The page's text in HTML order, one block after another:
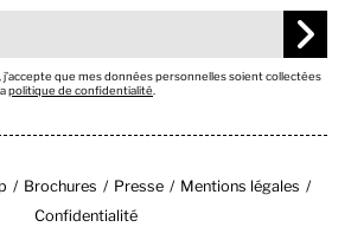
que mes données personnelles soient collectées
politique de confidentialité
Brochures Presse
Mentions légales
Confidentialité